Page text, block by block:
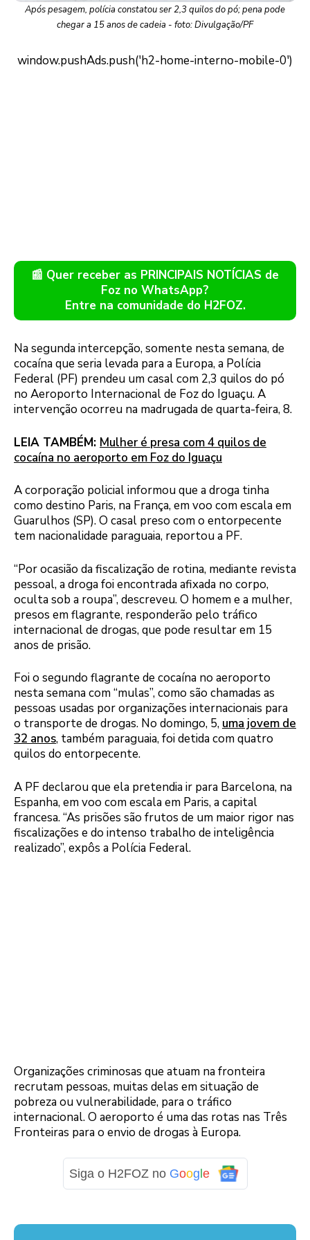
Após pesagem, polícia constatou ser 2,3 quilos do pó; pena pode
chegar a 15 anos de cadeia - foto: Divulgação/PF
📰 Quer receber as PRINCIPAIS NOTÍCIAS de
Foz no WhatsApp?
Entre na comunidade do H2FOZ.
Na segunda intercepção, somente nesta semana, de
cocaína que seria levada para a Europa, a Polícia
Federal (PF) prendeu um casal com 2,3 quilos do pó
no Aeroporto Internacional de Foz do Iguaçu. A
intervenção ocorreu na madrugada de quarta-feira, 8.
LEIA TAMBÉM: Mulher é presa com 4 quilos de
cocaína no aeroporto em Foz do Iguaçu
A corporação policial informou que a droga tinha
como destino Paris, na França, em voo com escala em
Guarulhos (SP). O casal preso com o entorpecente
tem nacionalidade paraguaia, reportou a PF.
“Por ocasião da fiscalização de rotina, mediante revista
pessoal, a droga foi encontrada afixada no corpo,
oculta sob a roupa”, descreveu. O homem e a mulher,
presos em flagrante, responderão pelo tráfico
internacional de drogas, que pode resultar em 15
anos de prisão.
Foi o segundo flagrante de cocaína no aeroporto
nesta semana com “mulas”, como são chamadas as
pessoas usadas por organizações internacionais para
o transporte de drogas. No domingo, 5, uma jovem de
32 anos, também paraguaia, foi detida com quatro
quilos do entorpecente.
A PF declarou que ela pretendia ir para Barcelona, na
Espanha, em voo com escala em Paris, a capital
francesa. “As prisões são frutos de um maior rigor nas
fiscalizações e do intenso trabalho de inteligência
realizado”, expôs a Polícia Federal.
Organizações criminosas que atuam na fronteira
recrutam pessoas, muitas delas em situação de
pobreza ou vulnerabilidade, para o tráfico
internacional. O aeroporto é uma das rotas nas Três
Fronteiras para o envio de drogas à Europa.
Siga o H2FOZ no Goog e